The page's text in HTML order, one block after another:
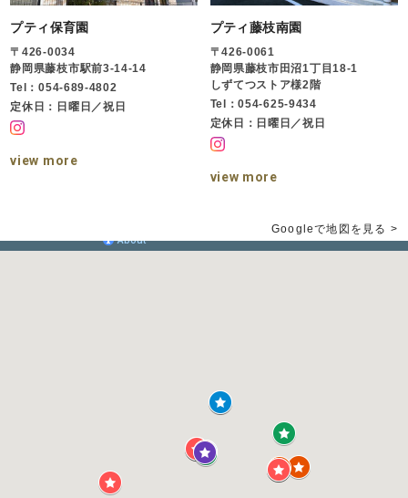
プティ保育園
〒426-0034
静岡県藤枝市駅前3-14-14
Tel：054-689-4802
定休日：日曜日／祝日
view more
プティ藤枝南園
〒426-0061
静岡県藤枝市田沼1丁目18-1
しずてつストア様2階
Tel：054-625-9434
定休日：日曜日／祝日
view more
Googleで地図を見る >